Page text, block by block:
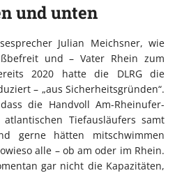
und unten
Julian Meichsner, wie
und – Vater Rhein zum
2020 hatte die DLRG die
– „aus Sicherheitsgründen“.
die Handvoll Am-Rheinufer-
Tiefausläufers samt
gerne hätten mitschwimmen
alle – ob am oder im Rhein.
gar nicht die Kapazitäten,